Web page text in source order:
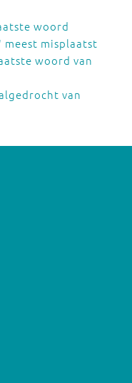
woord
misplaatst
woord van
van